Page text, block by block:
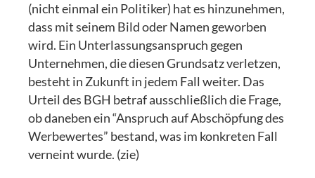
(nicht einmal ein Politiker) hat es hinzunehmen,
dass mit seinem Bild oder Namen geworben
wird. Ein Unterlassungsanspruch gegen
Unternehmen, die diesen Grundsatz verletzen,
besteht in Zukunft in jedem Fall weiter. Das
Urteil des BGH betraf ausschließlich die Frage,
ob daneben ein “Anspruch auf Abschöpfung des
Werbewertes” bestand, was im konkreten Fall
verneint wurde. (zie)